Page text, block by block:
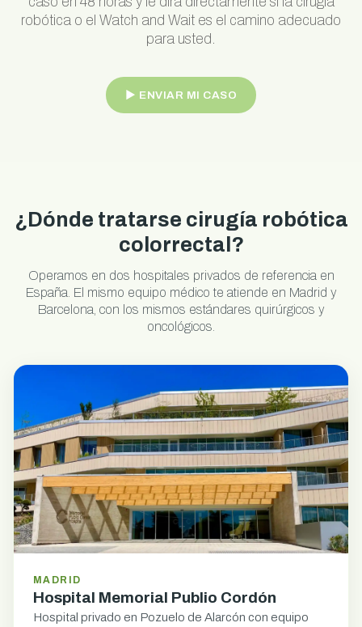
robótica o el Watch and Wait es el camino adecuado
para usted.
► ENVIAR MI CASO
¿Dónde tratarse cirugía robótica
colorrectal?
Operamos en dos hospitales privados de referencia en
España. El mismo equipo médico te atiende en Madrid y
Barcelona, con los mismos estándares quirúrgicos y
oncológicos.
MADRID
Hospital Memorial Publio Cordón
Hospital privado en Pozuelo de Alarcón con equipo